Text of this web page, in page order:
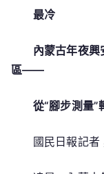
最冷
內蒙古年夜興
區——
從“腳步測量”
國民日報記者